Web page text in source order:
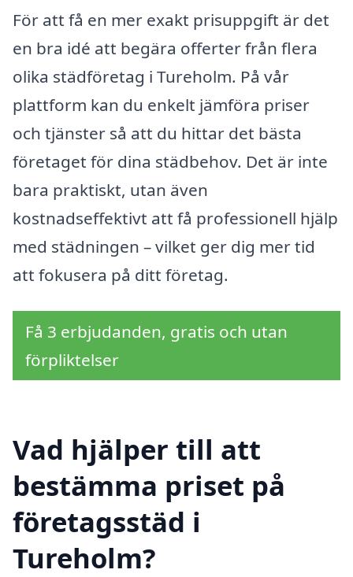
För att få en mer exakt prisuppgift är det
en bra idé att begära offerter från flera
olika städföretag i Tureholm. På vår
plattform kan du enkelt jämföra priser
och tjänster så att du hittar det bästa
företaget för dina städbehov. Det är inte
bara praktiskt, utan även
kostnadseffektivt att få professionell hjälp
med städningen – vilket ger dig mer tid
att fokusera på ditt företag.
Få 3 erbjudanden, gratis och utan
förpliktelser
Vad hjälper till att
bestämma priset på
företagsstäd i
Tureholm?